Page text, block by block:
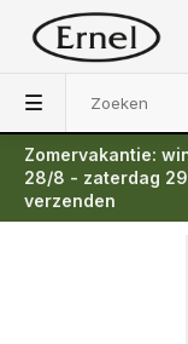
Zomervakantie:
28/8 - zaterdag
verzenden
Terug